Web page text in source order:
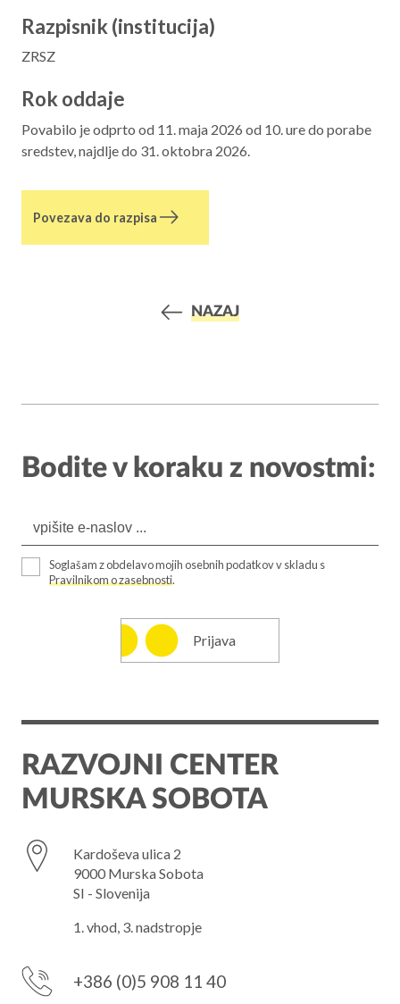
Razpisnik (institucija)
ZRSZ
Rok oddaje
Povabilo je odprto od 11. maja 2026 od 10. ure do porabe
sredstev, najdlje do 31. oktobra 2026.
Povezava do razpisa
NAZAJ
Bodite v koraku z novostmi:
Soglašam z obdelavo mojih osebnih podatkov v skladu s
Pravilnikom o zasebnosti.
Prijava
RAZVOJNI CENTER
MURSKA SOBOTA
Kardoševa ulica 2
9000 Murska Sobota
SI - Slovenija
1. vhod, 3. nadstropje
+386 (0)5 908 11 40